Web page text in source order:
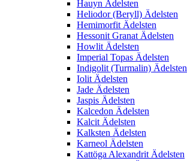
Hauyn Ädelsten
Heliodor (Beryll) Ädelsten
Hemimorfit Ädelsten
Hessonit Granat Ädelsten
Howlit Ädelsten
Imperial Topas Ädelsten
Indigolit (Turmalin) Ädelsten
Iolit Ädelsten
Jade Ädelsten
Jaspis Ädelsten
Kalcedon Ädelsten
Kalcit Ädelsten
Kalksten Ädelsten
Karneol Ädelsten
Kattöga Alexandrit Ädelsten